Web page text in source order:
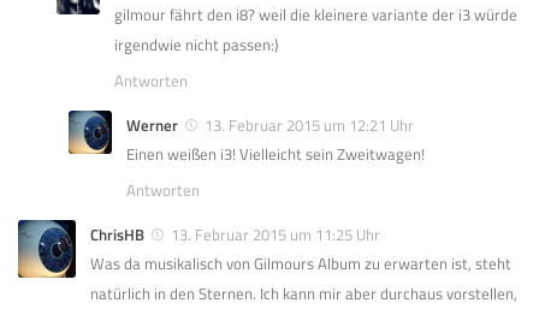
gilmour fährt den i8? weil die kleinere variante der i3 würde
irgendwie nicht passen:)
Antworten
Werner
13. Februar 2015 um 12:21 Uhr
Einen weißen i3! Vielleicht sein Zweitwagen!
Antworten
ChrisHB
13. Februar 2015 um 11:25 Uhr
Was da musikalisch von Gilmours Album zu erwarten ist, steht
natürlich in den Sternen. Ich kann mir aber durchaus vorstellen,